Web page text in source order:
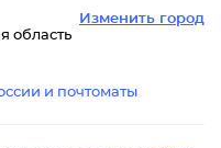
область
Изменить город
и почтоматы